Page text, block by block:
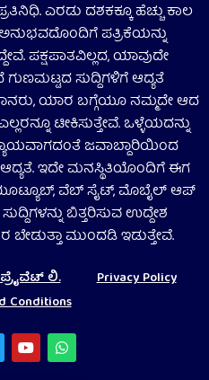
ಎರಡು ದಶಕಕ್ಕೂ ಹೆಚ್ಚು ಕಾಲ
ಅನುಭವದೊಂದಿಗೆ ಪತ್ರಿಕೆಯನ್ನು
ಪಕ್ಷಪಾತವಿಲ್ಲದ, ಯಾವುದೇ
ಸುದ್ದಿಗಳಿಗೆ ಆದ್ಯತೆ
ಯಾರ ಬಗ್ಗೆಯೂ ನಮ್ಮದೇ ಆದ
ಟೀಕಿಸುತ್ತೇವೆ. ಒಳ್ಳೆಯದನ್ನು
ಜವಾಬ್ದಾರಿಯಿಂದ
ಆದ್ಯತೆ. ಇದೇ ಮನಸ್ಥಿತಿಯೊಂದಿಗೆ ಈಗ
ವೆಬ್ ಸೈಟ್‌, ಮೊಬೈಲ್‌ ಆಪ್‌
ಬಿತ್ತರಿಸುವ ಉದ್ದೇಶ
ಮುಂದಡಿ ಇಡುತ್ತೇವೆ.
ಲಿ.
Privacy Policy
Conditions